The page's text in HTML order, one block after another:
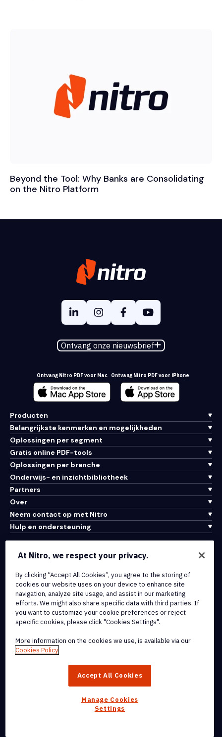
Beyond the Tool: Why Banks are Consolidating
on the Nitro Platform
Ontvang onze nieuwsbrief
Ontvang Nitro PDF voor Mac Ontvang Nitro PDF voor iPhone
Producten
Belangrijkste kenmerken en mogelijkheden
Oplossingen per segment
Gratis online PDF-tools
Oplossingen per branche
Onderwijs- en inzichtbibliotheek
Partners
Over
Neem contact op met Nitro
Hulp en ondersteuning
Integraties en API-connectiviteit
Cookiebeleid
Copyrightbeleid
Alle voorwaarden en beleidsmaatregelen
© 2026 Nitro Software, Inc. Inc. Alle rechten voorbehouden.
Nitro, het Nitro-logo, Nitro Productivity Platform, Nitro PDF Pro, Nitro
dochterondernemingen in de Verenigde Staten en/of andere
At Nitro, we respect your privacy.
By clicking “Accept All Cookies”, you agree to the storing of
cookies our website uses on your device to enhance site
navigation, analyze site usage, and assist in our marketing
efforts. We might also share specific data with third parties. If
you want to customize your cookie preferences or reject
specific cookies, please click "Cookies Settings".
More information on the cookies we use, is available via our
Cookies Policy
Accept All Cookies
Manage Cookies
Settings